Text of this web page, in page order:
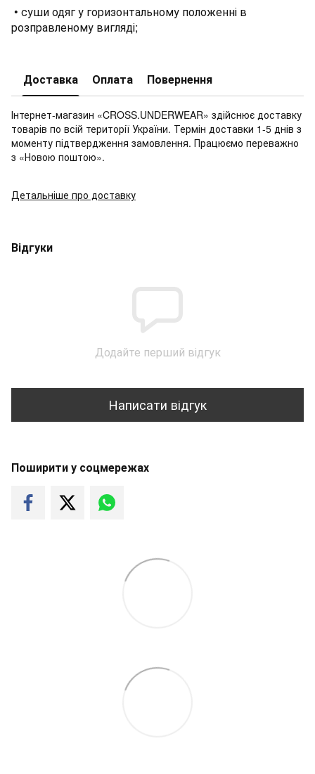
• суши одяг у горизонтальному положенні в
розправленому вигляді;
Доставка Оплата Повернення
Інтернет-магазин «CROSS.UNDERWEAR» здійснює доставку
товарів по всій території України. Термін доставки 1-5 днів з
моменту підтвердження замовлення. Працюємо переважно
з «Новою поштою».
Детальніше про доставку
Відгуки
Додайте перший відгук
Написати відгук
Поширити у соцмережах